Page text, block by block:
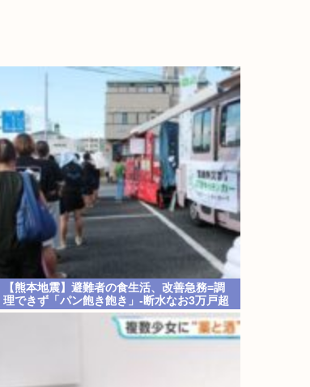
【熊本地震】避難者の食生活、改善急務=調
理できず「パン飽き飽き」-断水なお3万戸超